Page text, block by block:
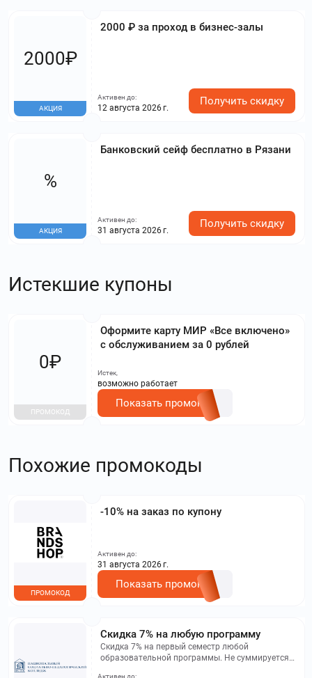
2000 ₽ за проход в бизнес-залы
2000₽
АКЦИЯ
Активен до:
12 августа 2026 г.
Получить скидку
Банковский сейф бесплатно в Рязани
%
АКЦИЯ
Активен до:
31 августа 2026 г.
Получить скидку
Истекшие купоны
Оформите карту МИР «Все включено»
с обслуживанием за 0 рублей
0₽
ПРОМОКОД
Истек,
возможно работает
Показать промокод
Похожие промокоды
-10% на заказ по купону
ПРОМОКОД
Активен до:
31 августа 2026 г.
Показать промокод
Скидка 7% на любую программу
Скидка 7% на первый семестр любой
образовательной программы. Не суммируется с
Активен до: